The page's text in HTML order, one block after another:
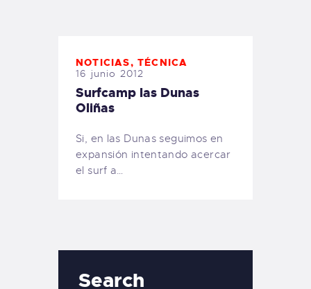
NOTICIAS,TÉCNICA
16 junio 2012
Surfcamp las Dunas
Oliñas
Si, en las Dunas seguimos en
expansión intentando acercar
el surf a…
Search